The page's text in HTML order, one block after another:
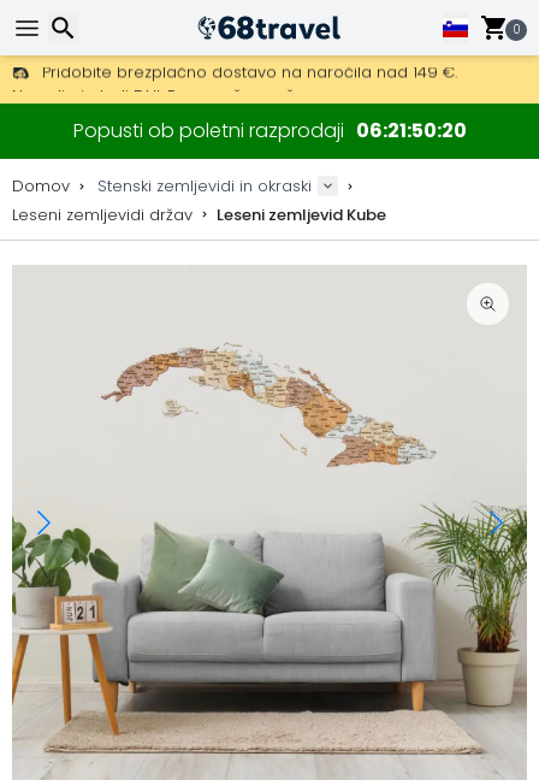
0
Pridobite brezplačno dostavo na naročila nad 149 €.
Na voljo je tudi DHL Express čez noč.
30 dni za vračilo, 90 dni za lesene zemljevide in dekoracije.
Originalni proizvajalec zemljevidov in dekoracij.
Popusti ob poletni razprodaji 06215019
Domov
Stenski zemljevidi in okraski
Leseni zemljevidi držav
Leseni zemljevid Kube
Iskanje
Iskanje